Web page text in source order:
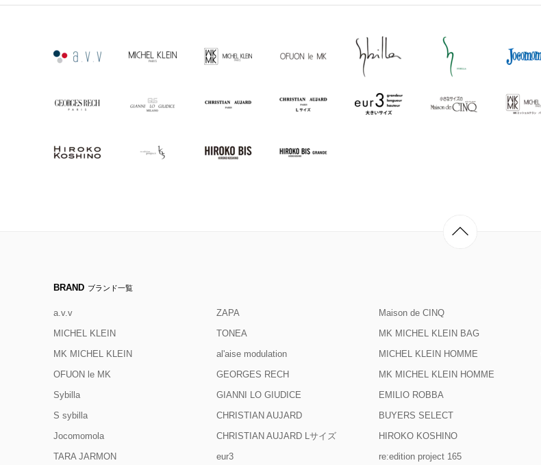
BRAND ブランド一覧
a.v.v
MICHEL KLEIN
MK MICHEL KLEIN
OFUON le MK
Sybilla
S sybilla
Jocomomola
TARA JARMON
ZAPA
TONEA
al'aise modulation
GEORGES RECH
GIANNI LO GIUDICE
CHRISTIAN AUJARD
CHRISTIAN AUJARD Lサイズ
eur3
Maison de CINQ
MK MICHEL KLEIN BAG
MICHEL KLEIN HOMME
MK MICHEL KLEIN HOMME
EMILIO ROBBA
BUYERS SELECT
HIROKO KOSHINO
re:edition project 165